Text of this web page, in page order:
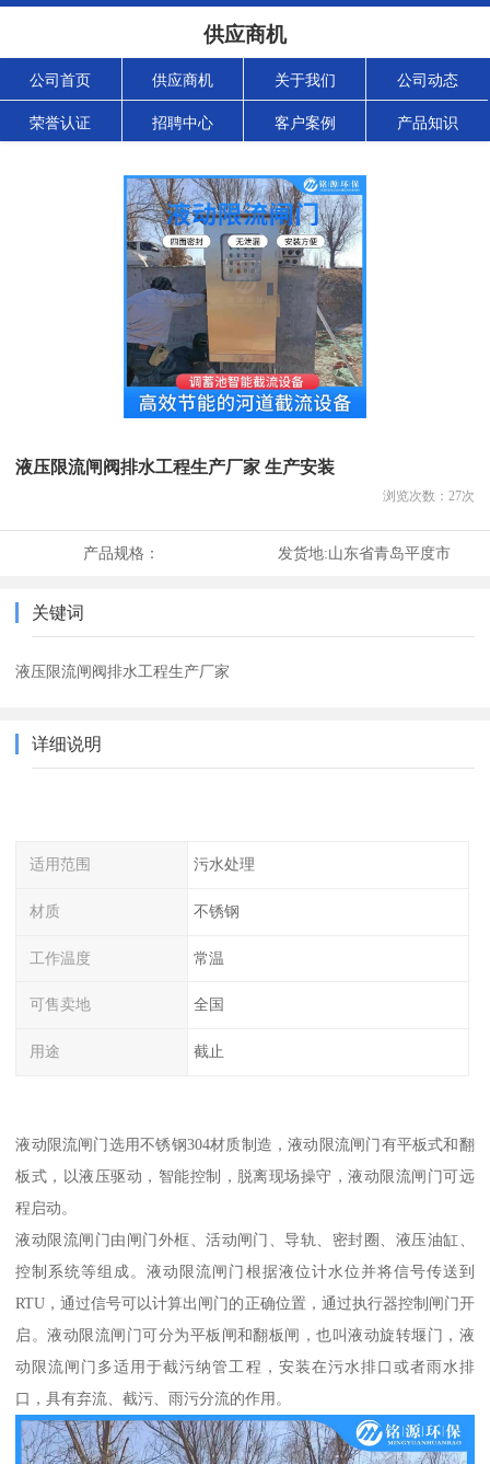
供应商机
公司首页 供应商机 关于我们 公司动态
荣誉认证 招聘中心 客户案例 产品知识
液压限流闸阀排水工程生产厂家 生产安装
浏览次数： 27次
产品规格： 发货地:山东省青岛平度市
关键词
液压限流闸阀排水工程生产厂家
详细说明
适用范围 污水处理
材质 不锈钢
工作温度 常温
可售卖地 全国
用途 截止
液动限流闸门选用不锈钢304材质制造，液动限流闸门有平板式和翻
板式，以液压驱动，智能控制，脱离现场操守，液动限流闸门可远
程启动。
液动限流闸门由闸门外框、活动闸门、导轨、密封圈、液压油缸、
控制系统等组成。液动限流闸门根据液位计水位并将信号传送到
RTU，通过信号可以计算出闸门的正确位置，通过执行器控制闸门开
启。液动限流闸门可分为平板闸和翻板闸，也叫液动旋转堰门，液
动限流闸门多适用于截污纳管工程，安装在污水排口或者雨水排
口，具有弃流、截污、雨污分流的作用。